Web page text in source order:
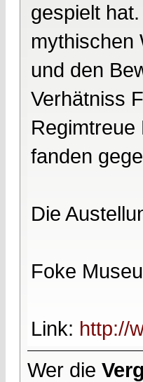
gespielt
mythischen
und den
Verhätniss
fanden
Die
Foke
Link: http://
Wer die